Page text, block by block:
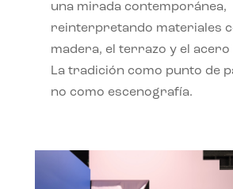
una mirada contemporánea,
reinterpretando materiales
madera, el terrazo y el acero
La tradición como punto de
no como escenografía.